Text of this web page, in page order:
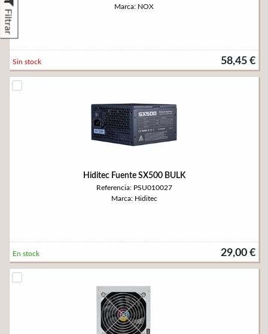
Filtrar
Marca: NOX
58,45 €
Sin stock
Hiditec Fuente SX500 BULK
Referencia: PSU010027
Marca: Hiditec
29,00 €
En stock